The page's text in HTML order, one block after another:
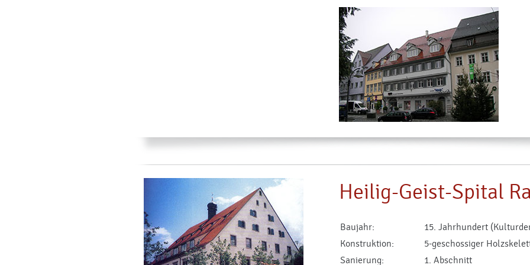
Heilig-Geist-Spital
Baujahr:
15. Jahrhundert
Konstruktion:
5-geschossiger
Sanierung:
1. Abschnitt